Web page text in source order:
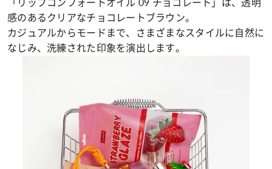
「リップコンフォートオイル 09 チョコレート」は、透明
感のあるクリアなチョコレートブラウン。
カジュアルからモードまで、さまざまなスタイルに自然に
なじみ、洗練された印象を演出します。